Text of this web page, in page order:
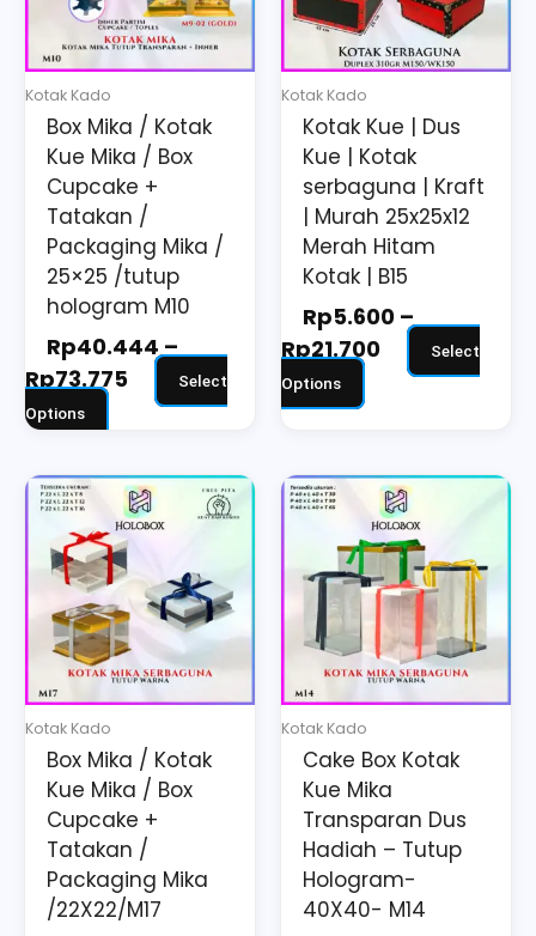
Kotak Kado
Box Mika / Kotak
Kue Mika / Box
Cupcake +
Tatakan /
Packaging Mika /
25×25 /tutup
hologram M10
Rp40.444 –
Rp73.775
Select
Options
The
options
be
chosen
on
the
product
page
Kotak Kado
Kotak Kue | Dus
Kue | Kotak
serbaguna | Kraft
| Murah 25x25x12
Merah Hitam
Kotak | B15
Rp5.600 –
Rp21.700
Select
Options
The
options
be
chosen
on
the
product
page
Kotak Kado
Box Mika / Kotak
Kue Mika / Box
Cupcake +
Tatakan /
Packaging Mika
/22X22/M17
Price
range:
Rp25.644
through
Rp56.617
This
product
has
multiple
variants.
The
options
be
chosen
on
the
product
page
Kotak Kado
Cake Box Kotak
Kue Mika
Transparan Dus
Hadiah – Tutup
Hologram-
40X40- M14
Price
range:
Rp98.868
through
Rp187.113
This
product
has
multiple
variants.
The
options
be
chosen
on
the
product
page